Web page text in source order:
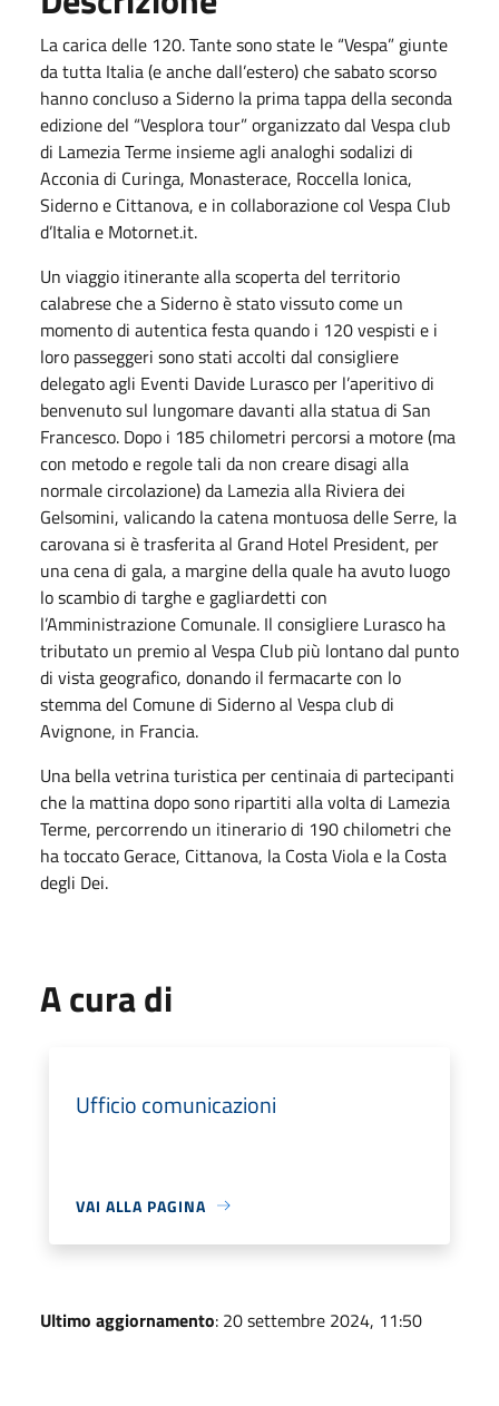
La carica delle 120. Tante sono state le “Vespa” giunte
da tutta Italia (e anche dall’estero) che sabato scorso
hanno concluso a Siderno la prima tappa della seconda
edizione del “Vesplora tour” organizzato dal Vespa club
di Lamezia Terme insieme agli analoghi sodalizi di
Acconia di Curinga, Monasterace, Roccella Ionica,
Siderno e Cittanova, e in collaborazione col Vespa Club
d’Italia e Motornet.it.
Un viaggio itinerante alla scoperta del territorio
calabrese che a Siderno è stato vissuto come un
momento di autentica festa quando i 120 vespisti e i
loro passeggeri sono stati accolti dal consigliere
delegato agli Eventi Davide Lurasco per l’aperitivo di
benvenuto sul lungomare davanti alla statua di San
Francesco. Dopo i 185 chilometri percorsi a motore (ma
con metodo e regole tali da non creare disagi alla
normale circolazione) da Lamezia alla Riviera dei
Gelsomini, valicando la catena montuosa delle Serre, la
carovana si è trasferita al Grand Hotel President, per
una cena di gala, a margine della quale ha avuto luogo
lo scambio di targhe e gagliardetti con
l’Amministrazione Comunale. Il consigliere Lurasco ha
tributato un premio al Vespa Club più lontano dal punto
di vista geografico, donando il fermacarte con lo
stemma del Comune di Siderno al Vespa club di
Avignone, in Francia.
Una bella vetrina turistica per centinaia di partecipanti
che la mattina dopo sono ripartiti alla volta di Lamezia
Terme, percorrendo un itinerario di 190 chilometri che
ha toccato Gerace, Cittanova, la Costa Viola e la Costa
degli Dei.
A cura di
Ufficio comunicazioni
VAI ALLA PAGINA
Ultimo aggiornamento: 20 settembre 2024, 11:50